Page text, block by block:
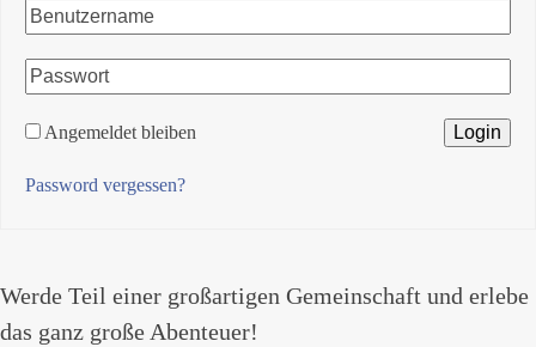
Angemeldet bleiben
Password vergessen?
Werde Teil einer großartigen Gemeinschaft und erlebe
das ganz große Abenteuer!